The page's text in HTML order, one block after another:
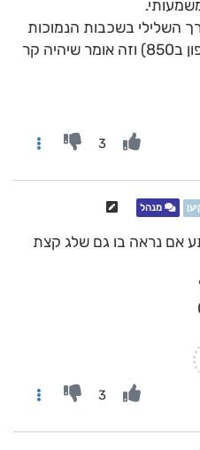
השלילי בשכבות הנמוכות
("הירוק" ממש מגרד אותנו מצפון ב850) וזה אומר שיהיה קר
3
מנהל
אם נראה בו גם שלג קצת
3